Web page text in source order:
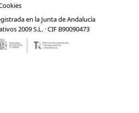
en la Junta de Andalucía
2009 S.L. · CIF B90090473